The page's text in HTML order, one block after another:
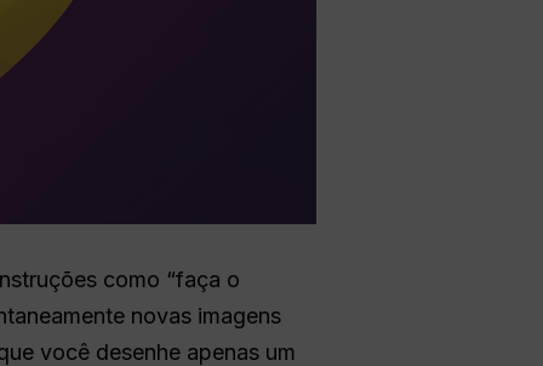
como “faça o
novas imagens
você desenhe apenas um